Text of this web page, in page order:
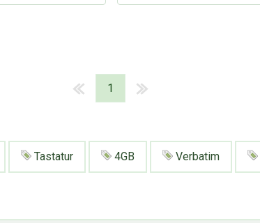
1
Tastatur 4GB Verbatim